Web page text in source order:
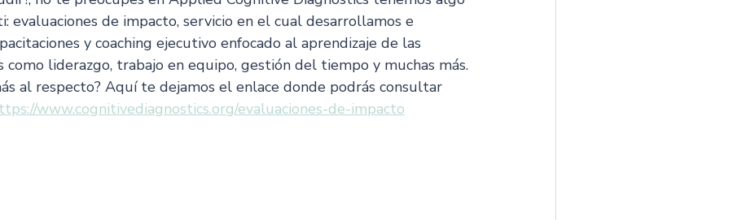
evaluaciones de impacto, servicio en el cual desarrollamos e
y coaching ejecutivo enfocado al aprendizaje de las
como liderazgo, trabajo en equipo, gestión del tiempo y muchas más.
al respecto? Aquí te dejamos el enlace donde podrás consultar
www.cognitivediagnostics.org/evaluaciones-de-impacto